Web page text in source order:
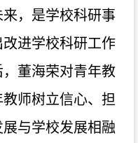
，是学校科研事
进学校科研工作
董海荣对青年教
师树立信心、担
与学校发展相融